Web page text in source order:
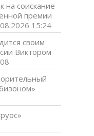
на соискание
премии
15:24
своим
Виктором